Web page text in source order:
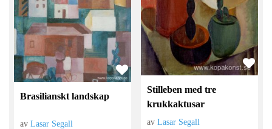
Brasilianskt landskap
avLasar Segall
Stilleben med tre
krukkaktusar
avLasar Segall